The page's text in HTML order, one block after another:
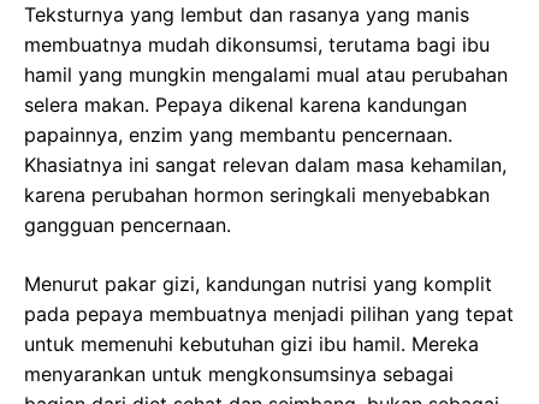
Teksturnya yang lembut dan rasanya yang manis
membuatnya mudah dikonsumsi, terutama bagi ibu
hamil yang mungkin mengalami mual atau perubahan
selera makan. Pepaya dikenal karena kandungan
papainnya, enzim yang membantu pencernaan.
Khasiatnya ini sangat relevan dalam masa kehamilan,
karena perubahan hormon seringkali menyebabkan
gangguan pencernaan.
Menurut pakar gizi, kandungan nutrisi yang komplit
pada pepaya membuatnya menjadi pilihan yang tepat
untuk memenuhi kebutuhan gizi ibu hamil. Mereka
menyarankan untuk mengkonsumsinya sebagai